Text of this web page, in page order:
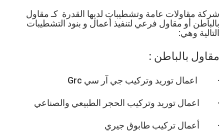
شركة مقاولات عامة وتشطيبات لديها القدرة كـ مقاول
بالباطن أو مقاول فرعي لتنفيذ أعمال و بنود التشطيبات
التالية وهي:
مقاول بالباطن :
· اعمال توريد وتركيب جي آر سي Grc
· اعمال توريد وتركيب الحجر الطبيعي والصناعي
· أعمال تركيب طابوق جيري